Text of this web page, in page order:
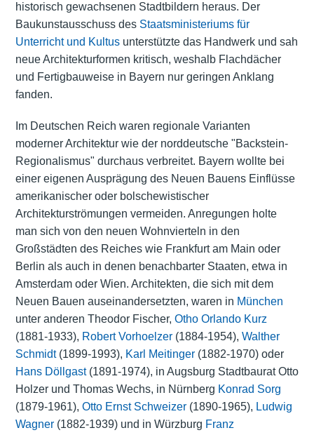
historisch gewachsenen Stadtbildern heraus. Der
Baukunstausschuss des Staatsministeriums für
Unterricht und Kultusunterstützte das Handwerk und sah
neue Architekturformen kritisch, weshalb Flachdächer
und Fertigbauweise in Bayern nur geringen Anklang
fanden.
Im Deutschen Reich waren regionale Varianten
moderner Architektur wie der norddeutsche "Backstein-
Regionalismus" durchaus verbreitet. Bayern wollte bei
einer eigenen Ausprägung des Neuen Bauens Einflüsse
amerikanischer oder bolschewistischer
Architekturströmungen vermeiden. Anregungen holte
man sich von den neuen Wohnvierteln in den
Großstädten des Reiches wie Frankfurt am Main oder
Berlin als auch in denen benachbarter Staaten, etwa in
Amsterdamoder Wien. Architekten, die sich mit dem
Neuen Bauen auseinandersetzten, waren in München
unter anderen Theodor Fischer, Otho Orlando Kurz
(1881-1933), Robert Vorhoelzer(1884-1954), Walther
Schmidt(1899-1993), Karl Meitinger(1882-1970) oder
Hans Döllgast(1891-1974), in Augsburg Stadtbaurat Otto
Holzer und Thomas Wechs, in Nürnberg Konrad Sorg
(1879-1961), Otto Ernst Schweizer(1890-1965), Ludwig
Wagner(1882-1939) und in Würzburg Franz